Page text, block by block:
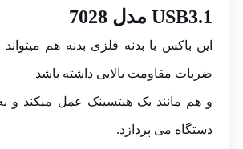
USB3.1 مدل 7028
این باکس با بدنه فلزی بدنه هم
ضربات مقاومت بالایی داشته باشد
و هم مانند یک هیتسینک عمل میکند و
دستگاه می پردازد.